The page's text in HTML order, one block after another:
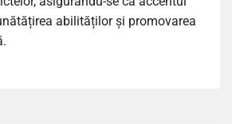
abilităților și promovarea